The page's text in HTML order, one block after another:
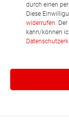
durch einen
Diese
widerrufen.
kann/können